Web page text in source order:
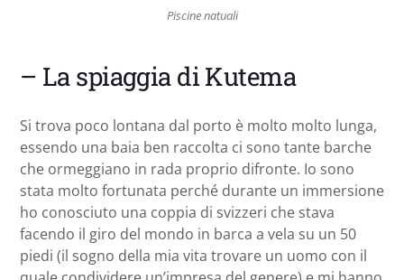
Piscine natuali
– La spiaggia di Kutema
Si trova poco lontana dal porto è molto molto lunga,
essendo una baia ben raccolta ci sono tante barche
che ormeggiano in rada proprio difronte. Io sono
stata molto fortunata perché durante un immersione
ho conosciuto una coppia di svizzeri che stava
facendo il giro del mondo in barca a vela su un 50
piedi (il sogno della mia vita trovare un uomo con il